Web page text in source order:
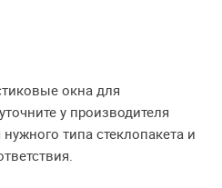
окна для
у производителя
типа стеклопакета и